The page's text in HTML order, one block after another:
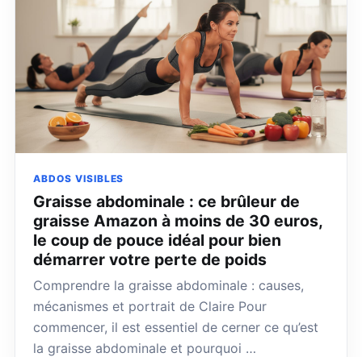
ABDOS VISIBLES
Graisse abdominale : ce brûleur de
graisse Amazon à moins de 30 euros,
le coup de pouce idéal pour bien
démarrer votre perte de poids
Comprendre la graisse abdominale : causes,
mécanismes et portrait de Claire Pour
commencer, il est essentiel de cerner ce qu’est
la graisse abdominale et pourquoi …